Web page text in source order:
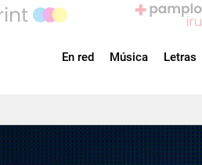
En red Música Letras